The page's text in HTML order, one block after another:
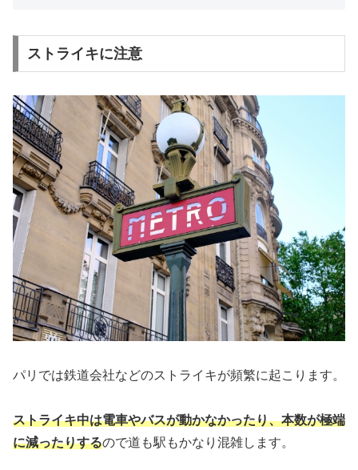
ストライキに注意
パリでは鉄道会社などのストライキが頻繁に起こります。
ストライキ中は電車やバスが動かなかったり、本数が極端
に減ったりするので道も駅もかなり混雑します。